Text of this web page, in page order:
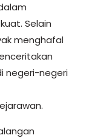
Selain
menghafal
negeri-negeri